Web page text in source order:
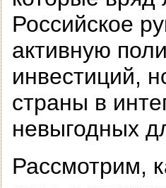
Российское
активную
инвестиций,
страны в
невыгодных
Рассмотрим,